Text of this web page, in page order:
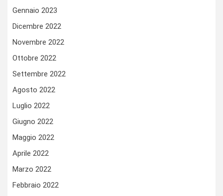
Gennaio 2023
Dicembre 2022
Novembre 2022
Ottobre 2022
Settembre 2022
Agosto 2022
Luglio 2022
Giugno 2022
Maggio 2022
Aprile 2022
Marzo 2022
Febbraio 2022